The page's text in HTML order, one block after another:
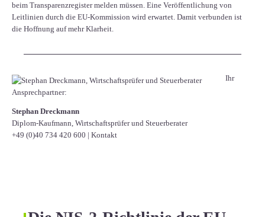
beim Transparenzregister melden müssen. Eine Veröffentlichung von
Leitlinien durch die EU-Kommission wird erwartet. Damit verbunden ist
die Hoffnung auf mehr Klarheit.
Ihr
Ansprechpartner:
Stephan Dreckmann
Diplom-Kaufmann, Wirtschaftsprüfer und Steuerberater
+49 (0)40 734 420 600 | Kontakt